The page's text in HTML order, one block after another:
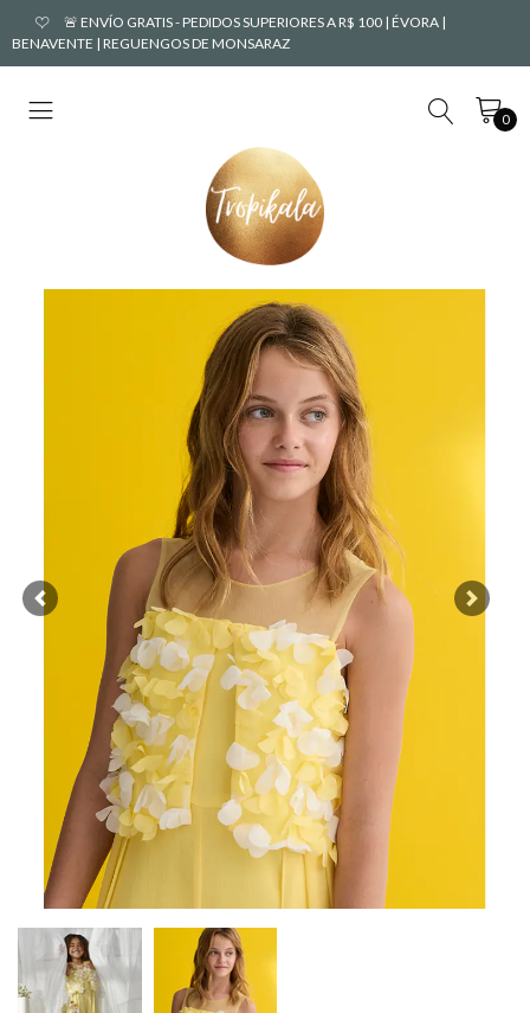
🚨 ENVÍO GRATIS - PEDIDOS SUPERIORES A R$ 100 | ÉVORA |
BENAVENTE | REGUENGOS DE MONSARAZ
0
Previous Next